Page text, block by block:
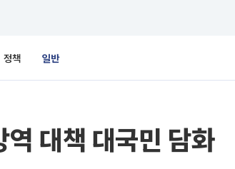
정책 일반
대책 대국민 담화